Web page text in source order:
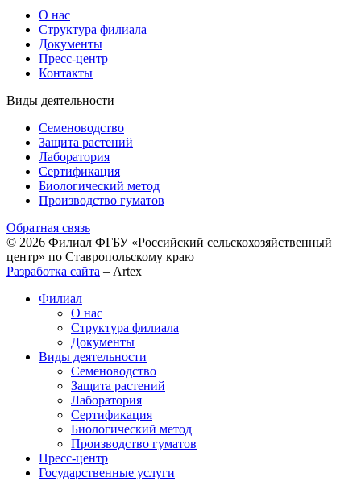
О нас
Структура филиала
Документы
Пресс-центр
Контакты
Виды деятельности
Семеноводство
Защита растений
Лаборатория
Сертификация
Биологический метод
Производство гуматов
Обратная связь
© 2026 Филиал ФГБУ «Российский сельскохозяйственный
центр» по Ставропольскому краю
Разработка сайта – Artex
Филиал
О нас
Структура филиала
Документы
Виды деятельности
Семеноводство
Защита растений
Лаборатория
Сертификация
Биологический метод
Производство гуматов
Пресс-центр
Государственные услуги